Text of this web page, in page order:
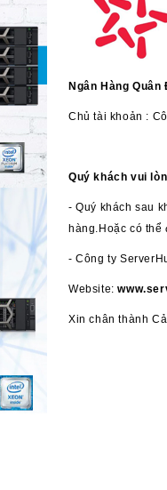
Ngân Hàng
Chủ tài khoản :
Quý khách vui
- Quý khách sau
hàng.Hoặc có
- Công ty
Website:
Xin chân thành